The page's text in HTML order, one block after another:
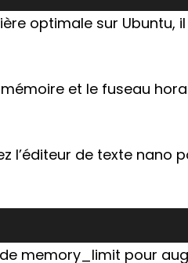
optimale sur Ubuntu,
et le fuseau
l’éditeur de texte nano
memory_limit pour